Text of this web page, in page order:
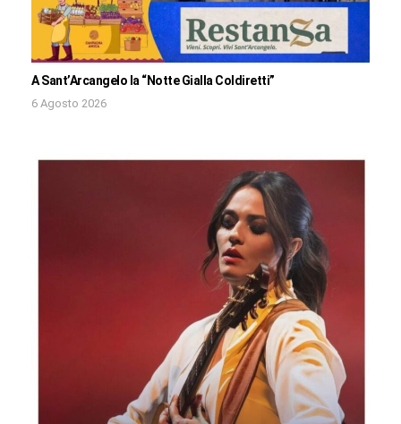
A Sant’Arcangelo la “Notte Gialla Coldiretti”
6 Agosto 2026